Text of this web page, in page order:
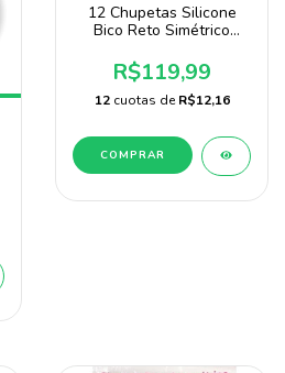
12 Chupetas Silicone
Bico Reto Simétrico
R$119,99
12 cuotas deR$12,16